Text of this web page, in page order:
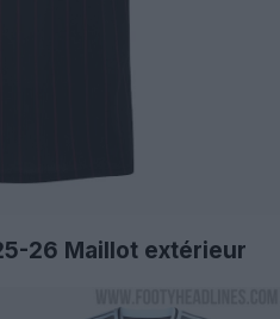
26 Maillot extérieur